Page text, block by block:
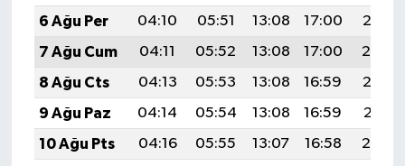
6 Ağu Per
04:10 05:51 13:08 17:00
20:15
7 Ağu Cum
04:11 05:52 13:08 17:00
20:14
8 Ağu Cts
04:13 05:53 13:08 16:59
20:13
9 Ağu Paz
04:14 05:54 13:08 16:59
20:11
10 Ağu Pts
04:16 05:55 13:07 16:58
20:10